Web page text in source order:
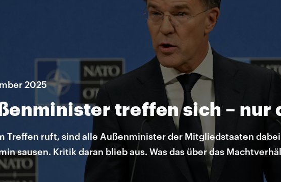
2025
treffen sich – nur
Treffen ruft, sind alle Außenminister der Mitgliedstaaten
sausen. Kritik daran blieb aus. Was das über das